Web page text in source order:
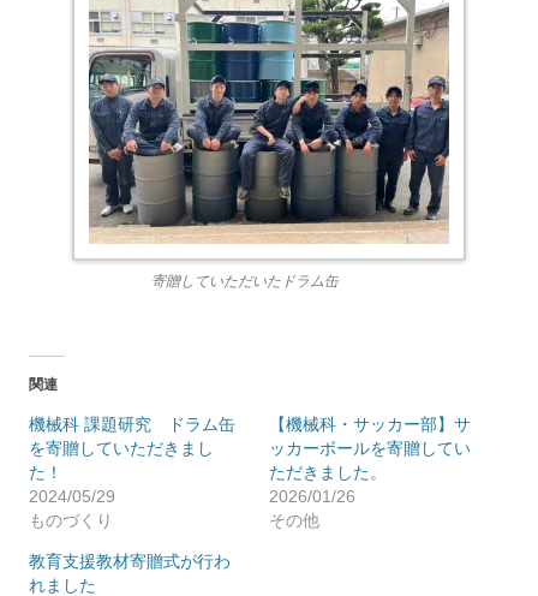
寄贈していただいたドラム缶
関連
機械科 課題研究 ドラム缶
を寄贈していただきまし
た！
2024/05/29
ものづくり
【機械科・サッカー部】サ
ッカーボールを寄贈してい
ただきました。
2026/01/26
その他
教育支援教材寄贈式が行わ
れました